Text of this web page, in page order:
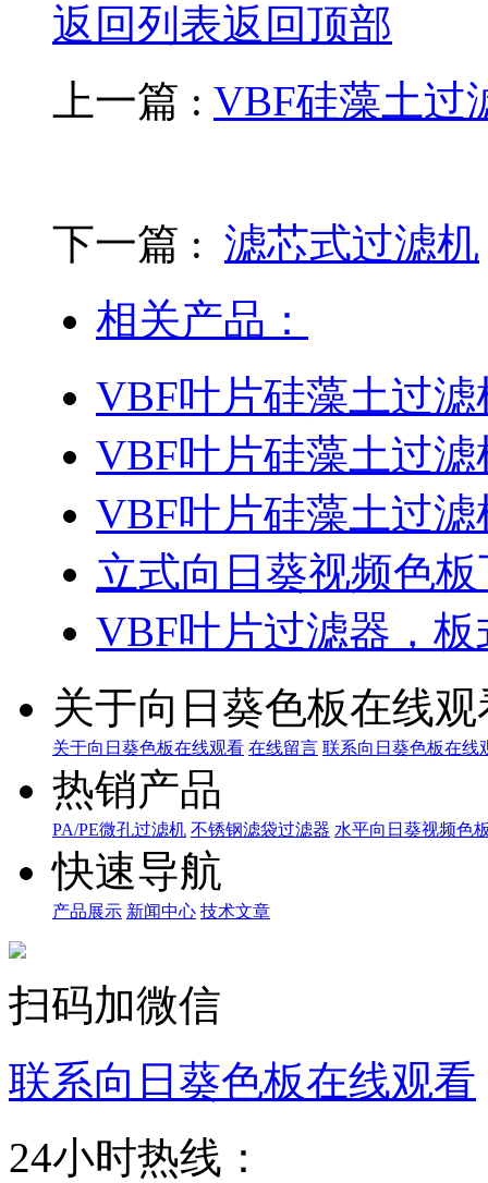
返回列表返回顶部
上一篇 : VBF硅藻土过
下一篇 : 滤芯式过滤机
相关产品：
VBF叶片硅藻土过滤
VBF叶片硅藻土过滤
VBF叶片硅藻土过滤
立式向日葵视频色
VBF叶片过滤器，
关于向日葵色板在线观
关于向日葵色板在线观看 在线留言 联系向日葵色板在线
热销产品
PA/PE微孔过滤机 不锈钢滤袋过滤器 水平向日葵视频色
快速导航
产品展示 新闻中心 技术文章
扫码加微信
联系向日葵色板在线观看
24小时热线：